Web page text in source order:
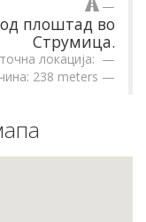
плоштад во
Струмица.
точна локација:
238 meters